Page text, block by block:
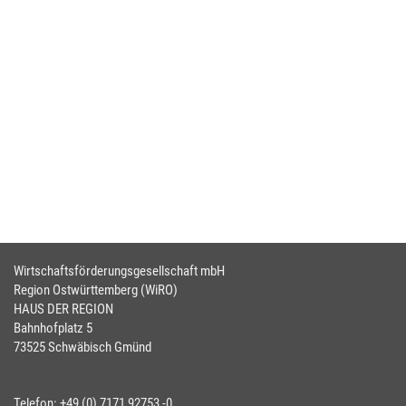
Wirtschaftsförderungsgesellschaft mbH
Region Ostwürttemberg (WiRO)
HAUS DER REGION
Bahnhofplatz 5
73525 Schwäbisch Gmünd